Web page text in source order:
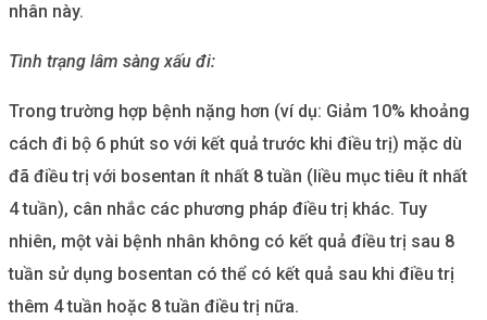
nhân này.
Tình trạng lâm sàng xấu đi:
Trong trường hợp bệnh nặng hơn (ví dụ: Giảm 10% khoảng
cách đi bộ 6 phút so với kết quả trước khi điều trị) mặc dù
đã điều trị với bosentan ít nhất 8 tuần (liều mục tiêu ít nhất
4 tuần), cân nhắc các phương pháp điều trị khác. Tuy
nhiên, một vài bệnh nhân không có kết quả điều trị sau 8
tuần sử dụng bosentan có thể có kết quả sau khi điều trị
thêm 4 tuần hoặc 8 tuần điều trị nữa.